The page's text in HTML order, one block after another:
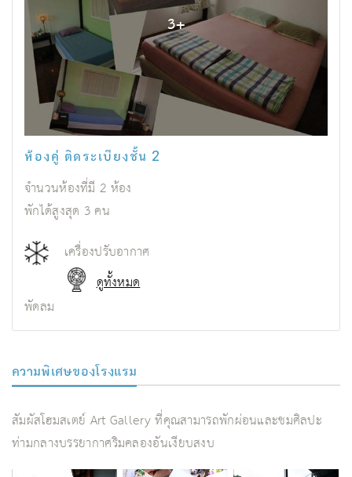
3+
ห้องคู่ ติดระเบียงชั้น 2
จำนวนห้องที่มี 2 ห้อง
พักได้สูงสุด 3คน
เครื่องปรับอากาศ
พัดลม
ดูทั้งหมด
ความพิเศษของโรงแรม
สัมผัสโฮมสเตย์ Art Gallery ที่คุณสามารถพักผ่อนและชมศิลปะ
ท่ามกลางบรรยากาศริมคลองอันเงียบสงบ